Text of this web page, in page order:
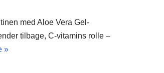
med Aloe Vera Gel-
tilbage, C-vitamins rolle –
»